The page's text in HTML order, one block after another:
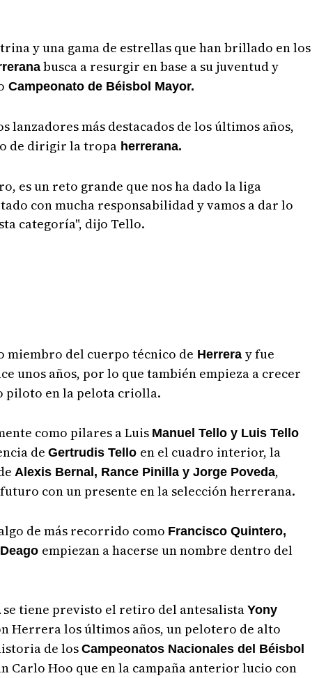
y una gama de estrellas que han brillado en los
busca a resurgir en base a su juventud y
Campeonato de Béisbol Mayor.
lanzadores más destacados de los últimos años,
de dirigir la tropaherrerana.
es un reto grande que nos ha dado la liga
con mucha responsabilidad y vamos a dar lo
categoría", dijo Tello.
miembro del cuerpo técnico de Herrera y fue
unos años, por lo que también empieza a crecer
piloto en la pelota criolla.
como pilares a Luis Manuel Tello y Luis Tello
de Gertrudis Tello en el cuadro interior, la
Alexis Bernal, Rance Pinilla y Jorge Poveda,
con un presente en la selección herrerana.
de más recorrido como Francisco Quintero,
empiezan a hacerse un nombre dentro del
se tiene previsto el retiro del antesalista Yony
Herrera los últimos años, un pelotero de alto
de los Campeonatos Nacionales del Béisbol
Carlo Hoo que en la campaña anterior lucio con